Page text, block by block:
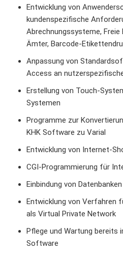
Entwicklung von
kundenspezifische
Abrechnungssysteme,
Ämter, Barcode-
Anpassung von
Access an
Erstellung von Touch-
Systemen
Programme zur
KHK Software zu Varial
Entwicklung von Internet-
CGI-Programmierung für
Einbindung von
Entwicklung von Verfahren
als Virtual Private Network
Pflege und Wartung bereits
Software